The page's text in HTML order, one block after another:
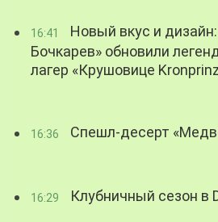
16:41
Новый вкус и
Бочкарев» обновили
лагер «Крушовице
16:36 Спешл-десерт
16:29 Клубничный сезон в